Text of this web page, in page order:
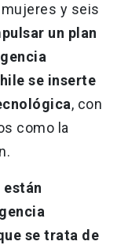
y seis
un plan
se inserte
, con
como la
están
se trata de